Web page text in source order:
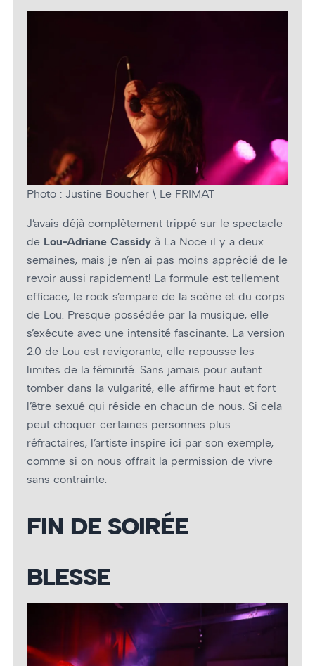
Photo : Justine Boucher \ Le FRIMAT
J’avais déjà complètement trippé sur le spectacle
de Lou-Adriane Cassidy à La Noce il y a deux
semaines, mais je n’en ai pas moins apprécié de le
revoir aussi rapidement! La formule est tellement
efficace, le rock s’empare de la scène et du corps
de Lou. Presque possédée par la musique, elle
s’exécute avec une intensité fascinante. La version
2.0 de Lou est revigorante, elle repousse les
limites de la féminité. Sans jamais pour autant
tomber dans la vulgarité, elle affirme haut et fort
l’être sexué qui réside en chacun de nous. Si cela
peut choquer certaines personnes plus
réfractaires, l’artiste inspire ici par son exemple,
comme si on nous offrait la permission de vivre
sans contrainte.
FIN DE SOIRÉE
BLESSE